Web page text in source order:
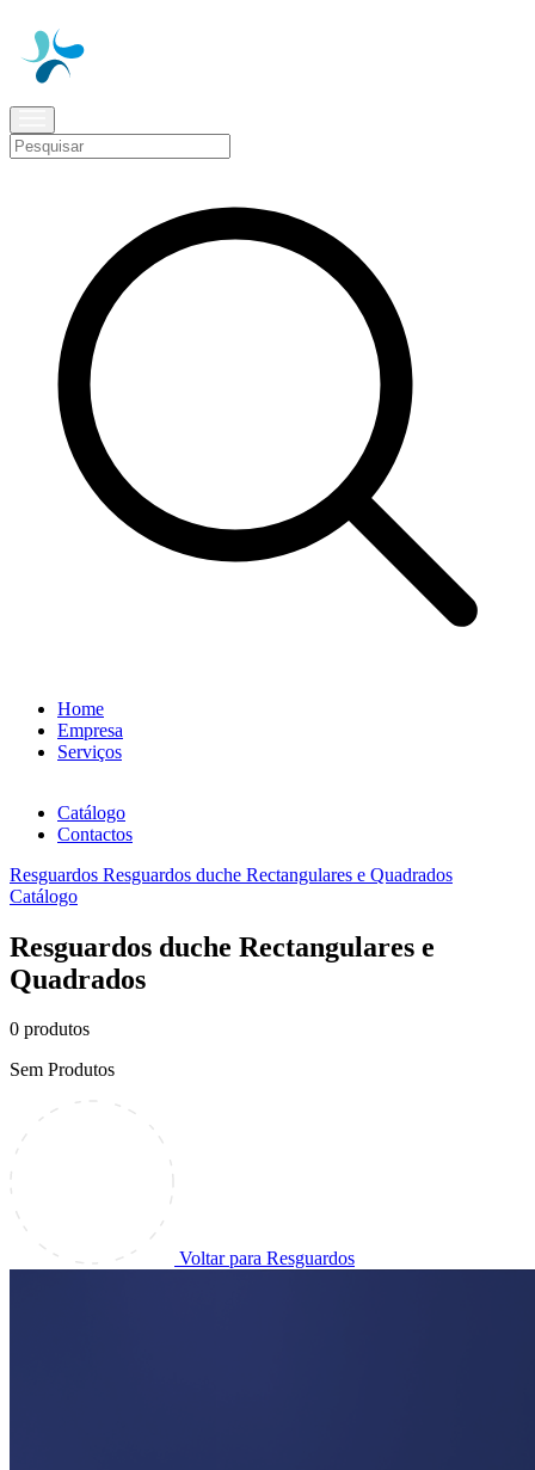
Home
Empresa
Serviços
Catálogo
Contactos
Resguardos Resguardos duche Rectangulares e Quadrados
Catálogo
Resguardos duche Rectangulares e
Quadrados
0 produtos
Sem Produtos
Voltar para Resguardos